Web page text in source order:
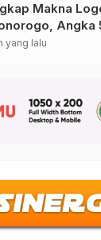
Makna
Angka
Jadi
yang lalu